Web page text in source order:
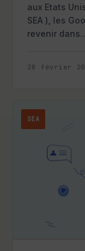
aux Etats
SEA ), les
revenir
28 février
SEA